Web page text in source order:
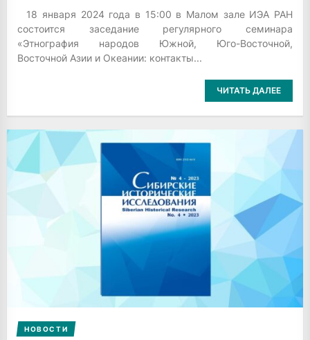
18 января 2024 года в 15:00 в Малом зале ИЭА РАН
состоится заседание регулярного семинара
«Этнография народов Южной, Юго-Восточной,
Восточной Азии и Океании: контакты...
ЧИТАТЬ ДАЛЕЕ
НОВОСТИ